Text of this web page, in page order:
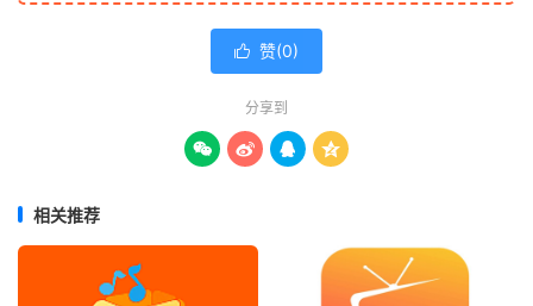
 赞(0)
分享到
   
相关推荐